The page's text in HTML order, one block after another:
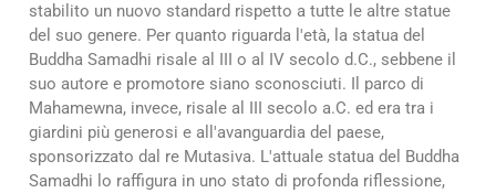
stabilito un nuovo standard rispetto a tutte le altre statue
del suo genere. Per quanto riguarda l'età, la statua del
Buddha Samadhi risale al III o al IV secolo d.C., sebbene il
suo autore e promotore siano sconosciuti. Il parco di
Mahamewna, invece, risale al III secolo a.C. ed era tra i
giardini più generosi e all'avanguardia del paese,
sponsorizzato dal re Mutasiva. L'attuale statua del Buddha
Samadhi lo raffigura in uno stato di profonda riflessione,